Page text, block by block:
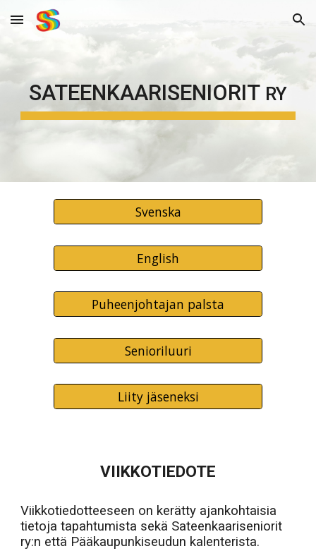
Skip to main content Skip to navigation
SATEENKAARISENIORIT RY
Svenska
English
Puheenjohtajan palsta
Senioriluuri
Liity jäseneksi
VIIKKOTIEDOTE
Viikkotiedotteeseen on kerätty ajankohtaisia
tietoja tapahtumista sekä Sateenkaariseniorit
ry:n että Pääkaupunkiseudun kalenterista.